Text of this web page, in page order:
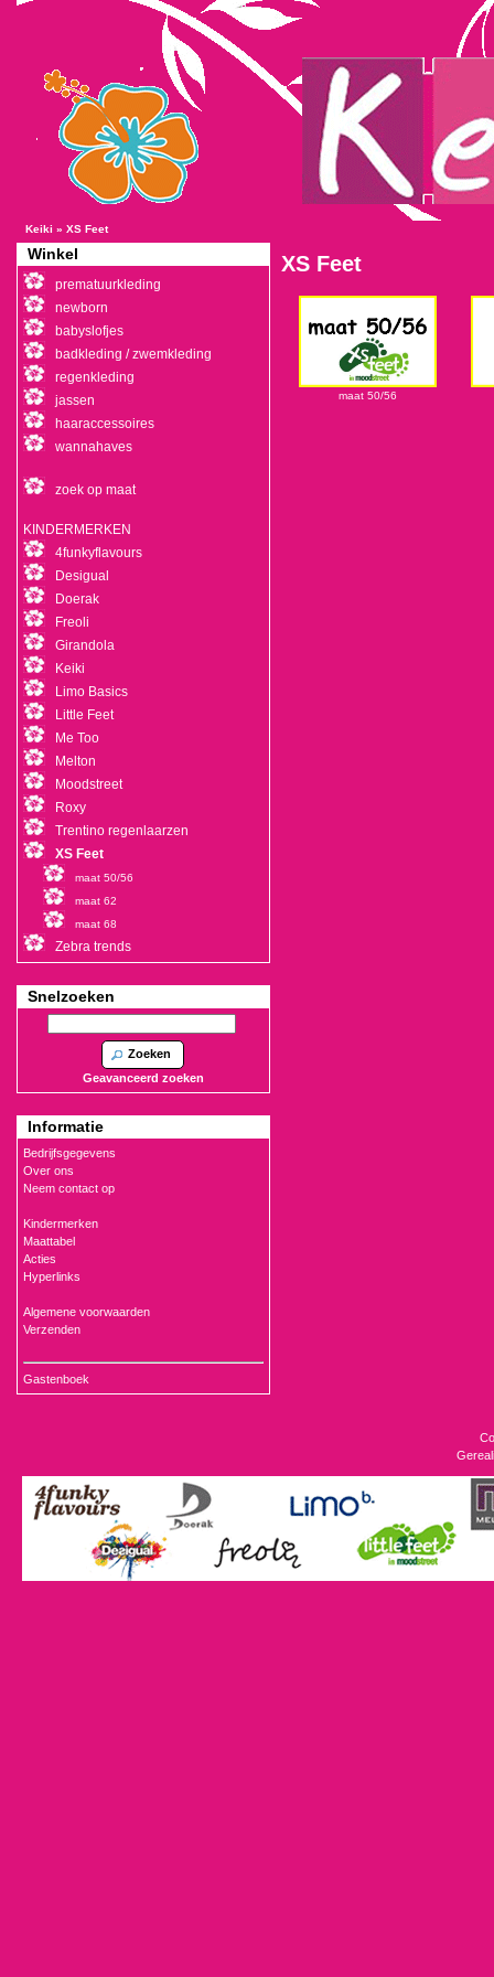
Keiki » XS Feet
XS Feet
maat 50/56
Winkel
prematuurkleding
newborn
babyslofjes
badkleding / zwemkleding
regenkleding
jassen
haaraccessoires
wannahaves
zoek op maat
KINDERMERKEN
4funkyflavours
Desigual
Doerak
Freoli
Girandola
Keiki
Limo Basics
Little Feet
Me Too
Melton
Moodstreet
Roxy
Trentino regenlaarzen
XS Feet
maat 50/56
maat 62
maat 68
Zebra trends
Snelzoeken
Zoeken
Geavanceerd zoeken
Informatie
Bedrijfsgegevens
Over ons
Neem contact op
Kindermerken
Maattabel
Acties
Hyperlinks
Algemene voorwaarden
Verzenden
Gastenboek